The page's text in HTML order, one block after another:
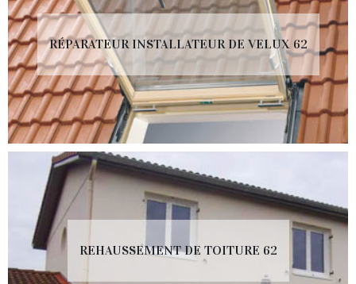
RÉPARATEUR INSTALLATEUR DE VELUX 62
REHAUSSEMENT DE TOITURE 62